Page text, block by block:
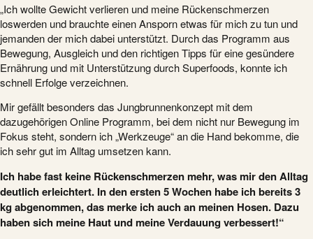
„Ich wollte Gewicht verlieren und meine Rückenschmerzen
loswerden und brauchte einen Ansporn etwas für mich zu tun und
jemanden der mich dabei unterstützt. Durch das Programm aus
Bewegung, Ausgleich und den richtigen Tipps für eine gesündere
Ernährung und mit Unterstützung durch Superfoods, konnte ich
schnell Erfolge verzeichnen.
Mir gefällt besonders das Jungbrunnenkonzept mit dem
dazugehörigen Online Programm, bei dem nicht nur Bewegung im
Fokus steht, sondern ich „Werkzeuge“ an die Hand bekomme, die
ich sehr gut im Alltag umsetzen kann.
Ich habe fast keine Rückenschmerzen mehr, was mir den Alltag
deutlich erleichtert. In den ersten 5 Wochen habe ich bereits 3
kg abgenommen, das merke ich auch an meinen Hosen. Dazu
haben sich meine Haut und meine Verdauung verbessert!“